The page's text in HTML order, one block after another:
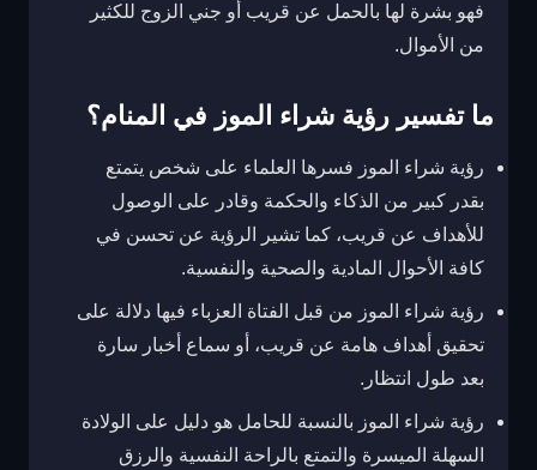
فهو بشرة لها بالحمل عن قريب أو جني الزوج للكثير
من الأموال.
ما تفسير رؤية شراء الموز في المنام؟
رؤية شراء الموز فسرها العلماء على شخص يتمتع
بقدر كبير من الذكاء والحكمة وقادر على الوصول
للأهداف عن قريب، كما تشير الرؤية عن تحسن في
كافة الأحوال المادية والصحية والنفسية.
رؤية شراء الموز من قبل الفتاة العزباء فيها دلالة على
تحقيق أهداف هامة عن قريب، أو سماع أخبار سارة
بعد طول انتظار.
رؤية شراء الموز بالنسبة للحامل هو دليل على الولادة
السهلة الميسرة والتمتع بالراحة النفسية والرزق